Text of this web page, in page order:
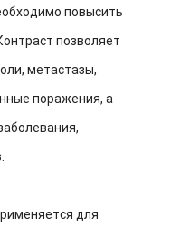
повысить
позволяет
метастазы,
поражения, а
для